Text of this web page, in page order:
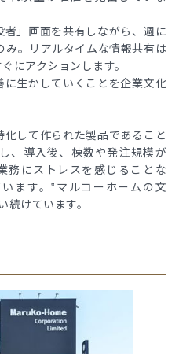
」画面を共有しながら、週に
み。リアルタイムな情報共有は
にアクションします。
生かしていくことを企業文化
化して作られた製品であること
、導入後、棟数や発注規模が
務にストレスを感じることな
ます。‟マルコーホームの文
けています。